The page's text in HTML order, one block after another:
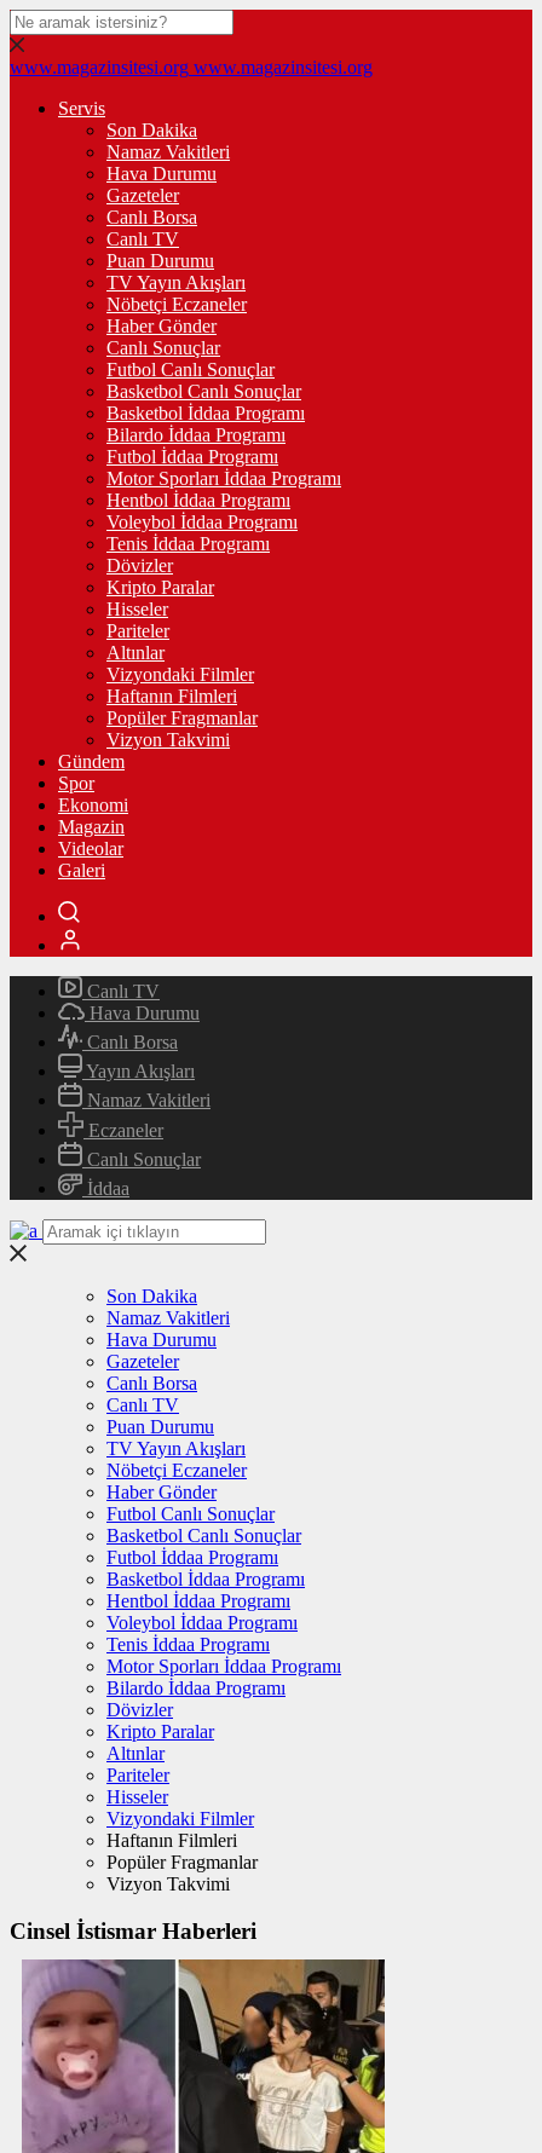
www.magazinsitesi.org www.magazinsitesi.org
Servis
Son Dakika
Namaz Vakitleri
Hava Durumu
Gazeteler
Canlı Borsa
Canlı TV
Puan Durumu
TV Yayın Akışları
Nöbetçi Eczaneler
Haber Gönder
Canlı Sonuçlar
Futbol Canlı Sonuçlar
Basketbol Canlı Sonuçlar
Basketbol İddaa Programı
Bilardo İddaa Programı
Futbol İddaa Programı
Motor Sporları İddaa Programı
Hentbol İddaa Programı
Voleybol İddaa Programı
Tenis İddaa Programı
Dövizler
Kripto Paralar
Hisseler
Pariteler
Altınlar
Vizyondaki Filmler
Haftanın Filmleri
Popüler Fragmanlar
Vizyon Takvimi
Gündem
Spor
Ekonomi
Magazin
Videolar
Galeri
Canlı TV
Hava Durumu
Canlı Borsa
Yayın Akışları
Namaz Vakitleri
Eczaneler
Canlı Sonuçlar
İddaa
Son Dakika
Namaz Vakitleri
Hava Durumu
Gazeteler
Canlı Borsa
Canlı TV
Puan Durumu
TV Yayın Akışları
Nöbetçi Eczaneler
Haber Gönder
Futbol Canlı Sonuçlar
Basketbol Canlı Sonuçlar
Futbol İddaa Programı
Basketbol İddaa Programı
Hentbol İddaa Programı
Voleybol İddaa Programı
Tenis İddaa Programı
Motor Sporları İddaa Programı
Bilardo İddaa Programı
Dövizler
Kripto Paralar
Altınlar
Pariteler
Hisseler
Vizyondaki Filmler
Haftanın Filmleri
Popüler Fragmanlar
Vizyon Takvimi
Cinsel İstismar Haberleri